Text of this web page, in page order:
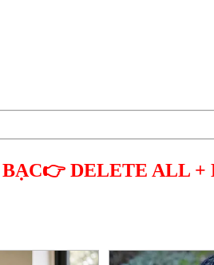
DELETE ALL